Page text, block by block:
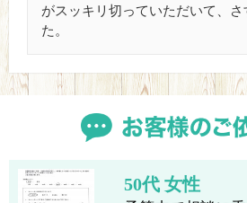
がスッキリ切っていただいて、
た。
50代 女性